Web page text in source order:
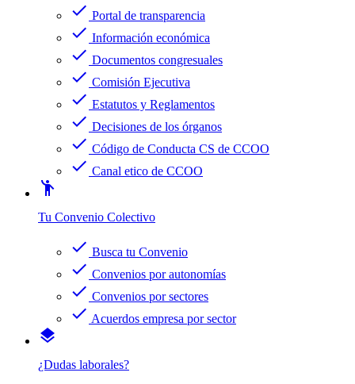
check Portal de transparencia
check Información económica
check Documentos congresuales
check Comisión Ejecutiva
check Estatutos y Reglamentos
check Decisiones de los órganos
check Código de Conducta CS de CCOO
check Canal etico de CCOO
emoji_people
Tu Convenio Colectivo
check Busca tu Convenio
check Convenios por autonomías
check Convenios por sectores
check Acuerdos empresa por sector
layers
¿Dudas laborales?